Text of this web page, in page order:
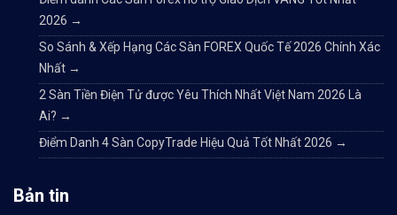
2026 →
So Sánh & Xếp Hạng Các Sàn FOREX Quốc Tế 2026 Chính Xác
Nhất →
2 Sàn Tiền Điện Tử được Yêu Thích Nhất Việt Nam 2026 Là
Ai? →
Điểm Danh 4 Sàn CopyTrade Hiệu Quả Tốt Nhất 2026 →
Bản tin